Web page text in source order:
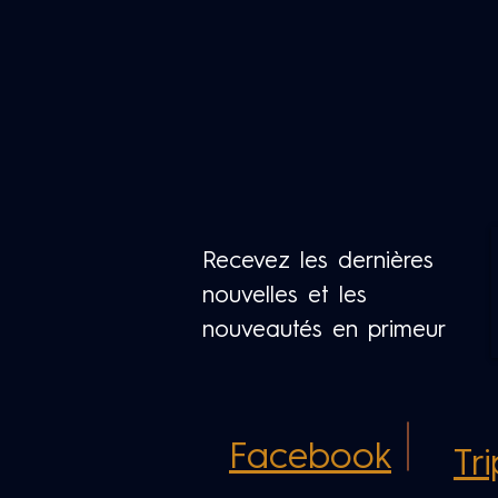
Recevez les dernières
nouvelles et les
nouveautés en primeur
Facebook